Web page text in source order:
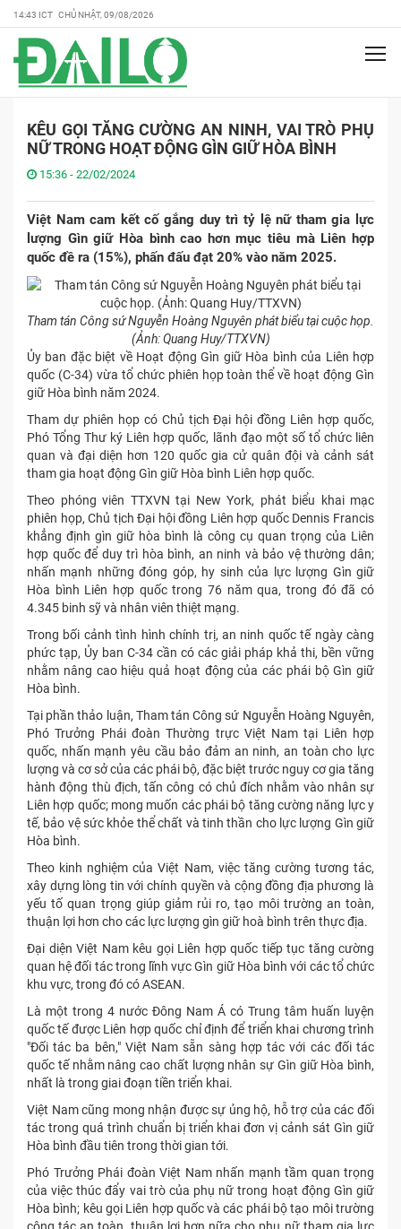
14:43 ICT CHỦ NHẬT, 09/08/2026
KÊU GỌI TĂNG CƯỜNG AN NINH, VAI TRÒ PHỤ
NỮ TRONG HOẠT ĐỘNG GÌN GIỮ HÒA BÌNH
15:36 - 22/02/2024
Việt Nam cam kết cố gắng duy trì tỷ lệ nữ tham gia lực
lượng Gìn giữ Hòa bình cao hơn mục tiêu mà Liên hợp
quốc đề ra (15%), phấn đấu đạt 20% vào năm 2025.
Tham tán Công sứ Nguyễn Hoàng Nguyên phát biểu tại cuộc họp.
(Ảnh: Quang Huy/TTXVN)
Ủy ban đặc biệt về Hoạt động Gìn giữ Hòa bình của Liên hợp
quốc (C-34) vừa tổ chức phiên họp toàn thể về hoạt động Gìn
giữ Hòa bình năm 2024.
Tham dự phiên họp có Chủ tịch Đại hội đồng Liên hợp quốc,
Phó Tổng Thư ký Liên hợp quốc, lãnh đạo một số tổ chức liên
quan và đại diện hơn 120 quốc gia cử quân đội và cảnh sát
tham gia hoạt động Gìn giữ Hòa bình Liên hợp quốc.
Theo phóng viên TTXVN tại New York, phát biểu khai mạc
phiên họp, Chủ tịch Đại hội đồng Liên hợp quốc Dennis Francis
khẳng định gìn giữ hòa bình là công cụ quan trọng của Liên
hợp quốc để duy trì hòa bình, an ninh và bảo vệ thường dân;
nhấn mạnh những đóng góp, hy sinh của lực lượng Gìn giữ
Hòa bình Liên hợp quốc trong 76 năm qua, trong đó đã có
4.345 binh sỹ và nhân viên thiệt mạng.
Trong bối cảnh tình hình chính trị, an ninh quốc tế ngày càng
phức tạp, Ủy ban C-34 cần có các giải pháp khả thi, bền vững
nhằm nâng cao hiệu quả hoạt động của các phái bộ Gìn giữ
Hòa bình.
Tại phần thảo luận, Tham tán Công sứ Nguyễn Hoàng Nguyên,
Phó Trưởng Phái đoàn Thường trực Việt Nam tại Liên hợp
quốc, nhấn mạnh yêu cầu bảo đảm an ninh, an toàn cho lực
lượng và cơ sở của các phái bộ, đặc biệt trước nguy cơ gia tăng
hành động thù địch, tấn công có chủ đích nhằm vào nhân sự
Liên hợp quốc; mong muốn các phái bộ tăng cường năng lực y
tế, bảo vệ sức khỏe thể chất và tinh thần cho lực lượng Gìn giữ
Hòa bình.
Theo kinh nghiệm của Việt Nam, việc tăng cường tương tác,
xây dựng lòng tin với chính quyền và cộng đồng địa phương là
yếu tố quan trọng giúp giảm rủi ro, tạo môi trường an toàn,
thuận lợi hơn cho các lực lượng gìn giữ hoà bình trên thực địa.
Đại diện Việt Nam kêu gọi Liên hợp quốc tiếp tục tăng cường
quan hệ đối tác trong lĩnh vực Gìn giữ Hòa bình với các tổ chức
khu vực, trong đó có ASEAN.
Là một trong 4 nước Đông Nam Á có Trung tâm huấn luyện
quốc tế được Liên hợp quốc chỉ định để triển khai chương trình
"Đối tác ba bên," Việt Nam sẵn sàng hợp tác với các đối tác
quốc tế nhằm nâng cao chất lượng nhân sự Gìn giữ Hòa bình,
nhất là trong giai đoạn tiền triển khai.
Việt Nam cũng mong nhận được sự ủng hộ, hỗ trợ của các đối
tác trong quá trình chuẩn bị triển khai đơn vị cảnh sát Gìn giữ
Hòa bình đầu tiên trong thời gian tới.
Phó Trưởng Phái đoàn Việt Nam nhấn mạnh tầm quan trọng
của việc thúc đẩy vai trò của phụ nữ trong hoạt động Gìn giữ
Hòa bình; kêu gọi Liên hợp quốc và các phái bộ tạo môi trường